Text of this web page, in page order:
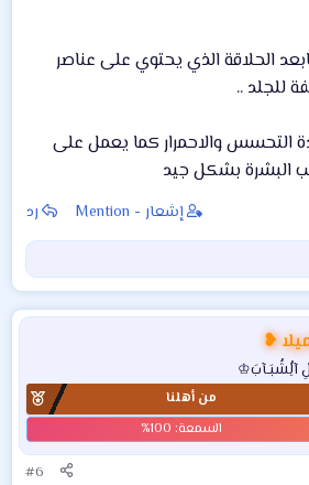
الحلاقة الذي يحتوي على عناصر
للجلد ..
والاحمرار كما يعمل على
البشرة بشكل جيد
إشعار - Mention رد
❥
آلُِشُبَـآبَ♔
من أهلنا
#6